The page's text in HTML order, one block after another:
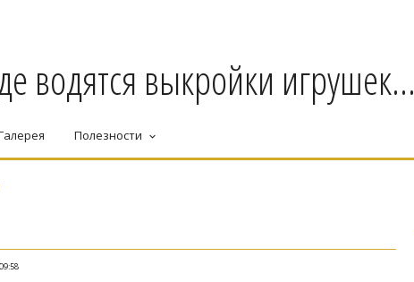
водятся выкройки игрушек...
Полезности keyboard_arrow_down